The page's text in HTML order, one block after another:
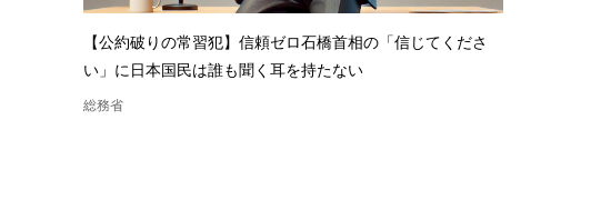
【公約破りの常習犯】信頼ゼロ石橋首相の「信じてくださ
い」に日本国民は誰も聞く耳を持たない
総務省